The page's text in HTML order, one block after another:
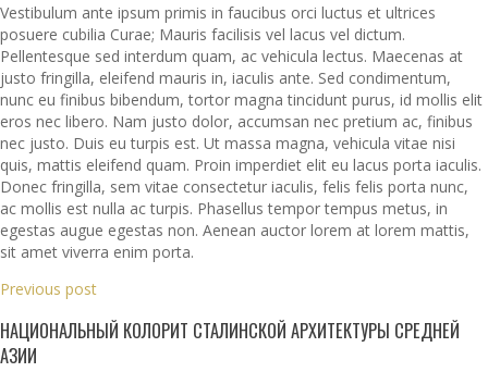
Vestibulum ante ipsum primis in faucibus orci luctus et ultrices
posuere cubilia Curae; Mauris facilisis vel lacus vel dictum.
Pellentesque sed interdum quam, ac vehicula lectus. Maecenas at
justo fringilla, eleifend mauris in, iaculis ante. Sed condimentum,
nunc eu finibus bibendum, tortor magna tincidunt purus, id mollis elit
eros nec libero. Nam justo dolor, accumsan nec pretium ac, finibus
nec justo. Duis eu turpis est. Ut massa magna, vehicula vitae nisi
quis, mattis eleifend quam. Proin imperdiet elit eu lacus porta iaculis.
Donec fringilla, sem vitae consectetur iaculis, felis felis porta nunc,
ac mollis est nulla ac turpis. Phasellus tempor tempus metus, in
egestas augue egestas non. Aenean auctor lorem at lorem mattis,
sit amet viverra enim porta.
Previous post
НАЦИОНАЛЬНЫЙ КОЛОРИТ СТАЛИНСКОЙ АРХИТЕКТУРЫ СРЕДНЕЙ
АЗИИ